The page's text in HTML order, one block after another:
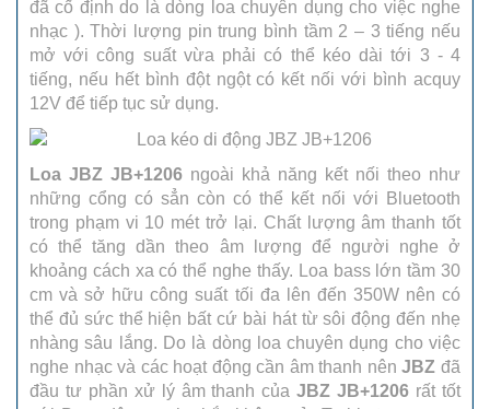
đã cố định do là dòng loa chuyên dụng cho việc nghe
nhạc ). Thời lượng pin trung bình tầm 2 – 3 tiếng nếu
mở với công suất vừa phải có thể kéo dài tới 3 - 4
tiếng, nếu hết bình đột ngột có kết nối với bình acquy
12V để tiếp tục sử dụng.
Loa JBZ JB+1206 ngoài khả năng kết nối theo như
những cổng có sẳn còn có thể kết nối với Bluetooth
trong phạm vi 10 mét trở lại. Chất lượng âm thanh tốt
có thể tăng dần theo âm lượng để người nghe ở
khoảng cách xa có thể nghe thấy. Loa bass lớn tầm 30
cm và sở hữu công suất tối đa lên đến 350W nên có
thể đủ sức thể hiện bất cứ bài hát từ sôi động đến nhẹ
nhàng sâu lắng. Do là dòng loa chuyên dụng cho việc
nghe nhạc và các hoạt động cần âm thanh nênJBZ đã
đầu tư phần xử lý âm thanh củaJBZ JB+1206 rất tốt